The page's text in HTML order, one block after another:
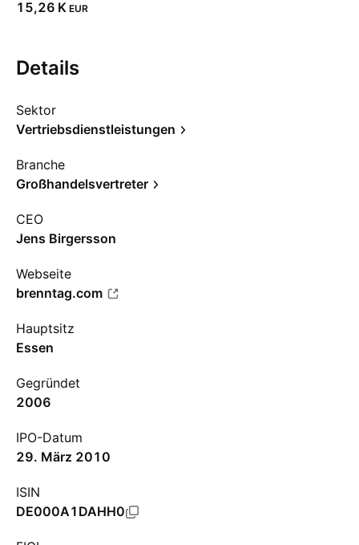
‪15,26 K‬ EUR
Details
Sektor
Vertriebsdienstleistungen
Branche
Großhandelsvertreter
CEO
Jens Birgersson
Webseite
brenntag.com
Hauptsitz
Essen
Gegründet
2006
IPO-Datum
29. März 2010
ISIN
DE000A1DAHH0